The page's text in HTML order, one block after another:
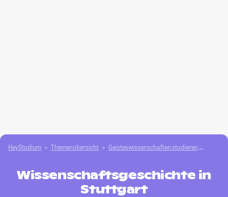
HeyStudium Themenübersicht Geisteswissenschaften studieren
Wissenschaftsgeschichte in
Stuttgart